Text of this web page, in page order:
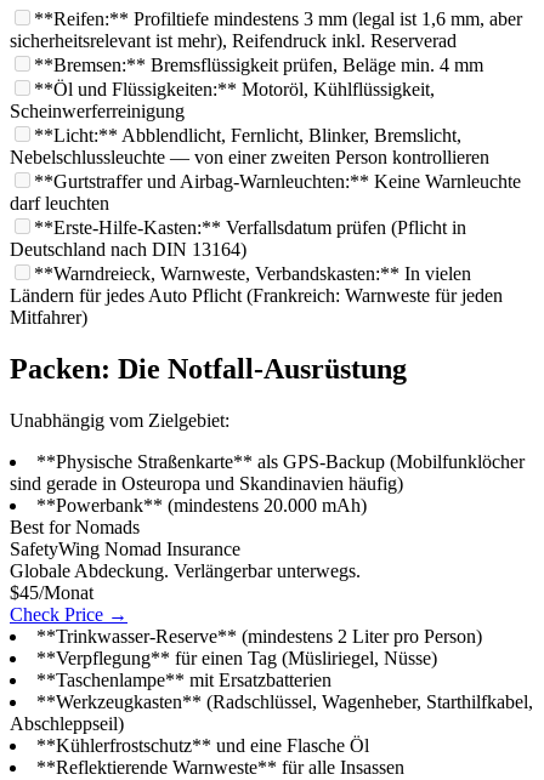
**Reifen:** Profiltiefe mindestens 3 mm (legal ist 1,6 mm, aber
sicherheitsrelevant ist mehr), Reifendruck inkl. Reserverad
**Bremsen:** Bremsflüssigkeit prüfen, Beläge min. 4 mm
**Öl und Flüssigkeiten:** Motoröl, Kühlflüssigkeit,
Scheinwerferreinigung
**Licht:** Abblendlicht, Fernlicht, Blinker, Bremslicht,
Nebelschlussleuchte — von einer zweiten Person kontrollieren
**Gurtstraffer und Airbag-Warnleuchten:** Keine Warnleuchte
darf leuchten
**Erste-Hilfe-Kasten:** Verfallsdatum prüfen (Pflicht in
Deutschland nach DIN 13164)
**Warndreieck, Warnweste, Verbandskasten:** In vielen
Ländern für jedes Auto Pflicht (Frankreich: Warnweste für jeden
Mitfahrer)
Packen: Die Notfall-Ausrüstung
Unabhängig vom Zielgebiet:
**Physische Straßenkarte** als GPS-Backup (Mobilfunklöcher
sind gerade in Osteuropa und Skandinavien häufig)
**Powerbank** (mindestens 20.000 mAh)
Best for Nomads
SafetyWing Nomad Insurance
Globale Abdeckung. Verlängerbar unterwegs.
$45/Monat
Check Price →
**Trinkwasser-Reserve** (mindestens 2 Liter pro Person)
**Verpflegung** für einen Tag (Müsliriegel, Nüsse)
**Taschenlampe** mit Ersatzbatterien
**Werkzeugkasten** (Radschlüssel, Wagenheber, Starthilfkabel,
Abschleppseil)
**Kühlerfrostschutz** und eine Flasche Öl
**Reflektierende Warnweste** für alle Insassen